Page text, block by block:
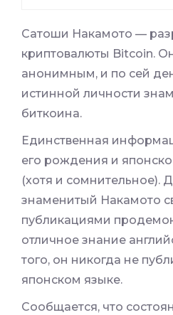
Сатоши Накамото —
криптовалюты Bitcoin.
анонимным, и по сей
истинной личности
биткоина.
Единственная
его рождения и
(хотя и сомнительное).
знаменитый Накамото
публикациями
отличное знание
того, он никогда не
японском языке.
Сообщается, что